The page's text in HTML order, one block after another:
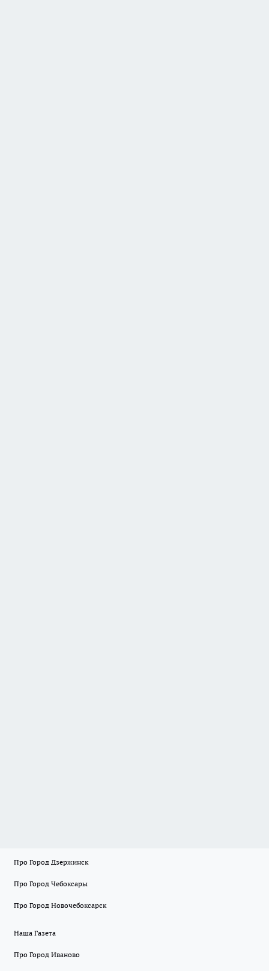
Про Город Дзержинск
Про Город Чебоксары
Про Город Новочебоксарск
Наша Газета
Про Город Иваново